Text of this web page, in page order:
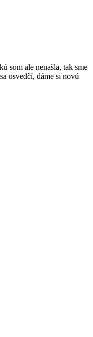
som ale nenašla, tak sme
osvedčí, dáme si novú